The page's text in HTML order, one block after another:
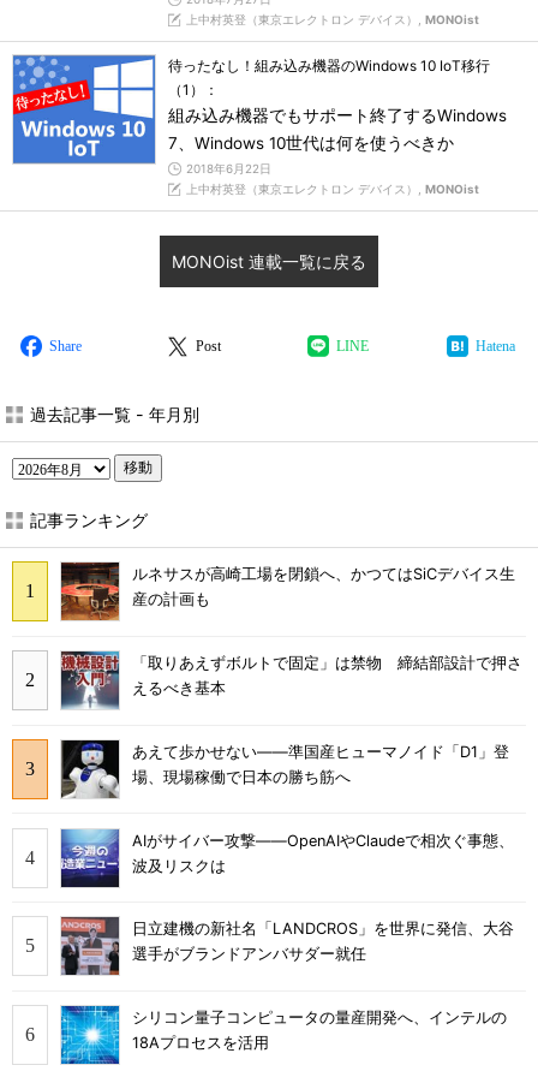
上中村英登（東京エレクトロン デバイス）, MONOist
待ったなし！組み込み機器のWindows 10 IoT移行
（1）：
組み込み機器でもサポート終了するWindows
7、Windows 10世代は何を使うべきか
2018年6月22日
上中村英登（東京エレクトロン デバイス）, MONOist
MONOist 連載一覧に戻る
Share Post LINE Hatena
過去記事一覧 - 年月別
移動
記事ランキング
ルネサスが高崎工場を閉鎖へ、かつてはSiCデバイス生
産の計画も
「取りあえずボルトで固定」は禁物 締結部設計で押さ
えるべき基本
あえて歩かせない――準国産ヒューマノイド「D1」登
場、現場稼働で日本の勝ち筋へ
AIがサイバー攻撃――OpenAIやClaudeで相次ぐ事態、
波及リスクは
日立建機の新社名「LANDCROS」を世界に発信、大谷
選手がブランドアンバサダー就任
シリコン量子コンピュータの量産開発へ、インテルの
18Aプロセスを活用